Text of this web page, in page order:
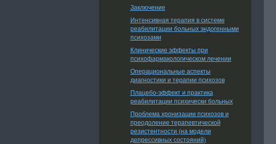
Заключение
Интенсивная терапия в системе
реабилитации больных эндогенными
психозами
Клинические эффекты при
психофармакологическом лечении
Операциональные аспекты
диагностики и терапии психозов
Плацебо-эффект и практика
реабилитации психически больных
Проблема хронизации психозов и
преодоление терапевтической
резистентности (на модели
депрессивных состояний)